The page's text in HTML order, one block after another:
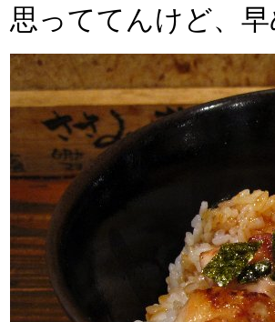
思っててんけど、